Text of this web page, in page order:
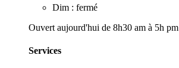
Dim : fermé
Ouvert aujourd'hui de 8h30 am à 5h pm
Services